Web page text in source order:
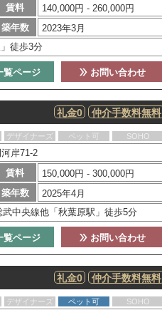
賃料
140,000円 - 260,000円
築年数
2023年3月
徒歩3分
お問い合わせ
覧ページ
仲介手数料無料
礼金0
デザイナーズ ペット可 SOHO
岸71-2
賃料
150,000円 - 300,000円
築年数
2025年4月
中央線他「秋葉原駅」徒歩5分
お問い合わせ
覧ページ
仲介手数料無料
礼金0
デザイナーズ ペット可 SOHO